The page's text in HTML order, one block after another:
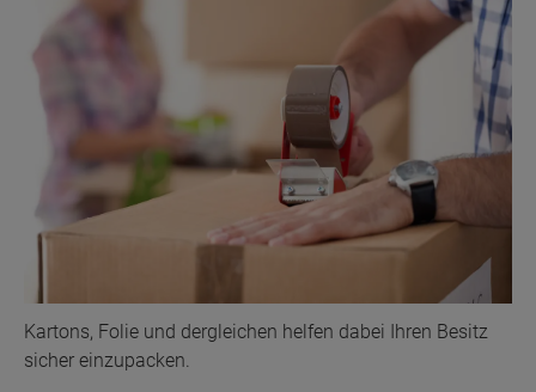
Kartons, Folie und dergleichen helfen dabei Ihren Besitz
sicher einzupacken.